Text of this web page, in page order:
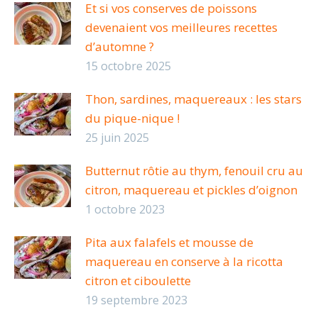
Et si vos conserves de poissons
devenaient vos meilleures recettes
d’automne ?
15 octobre 2025
Thon, sardines, maquereaux : les stars
du pique-nique !
25 juin 2025
Butternut rôtie au thym, fenouil cru au
citron, maquereau et pickles d’oignon
1 octobre 2023
Pita aux falafels et mousse de
maquereau en conserve à la ricotta
citron et ciboulette
19 septembre 2023